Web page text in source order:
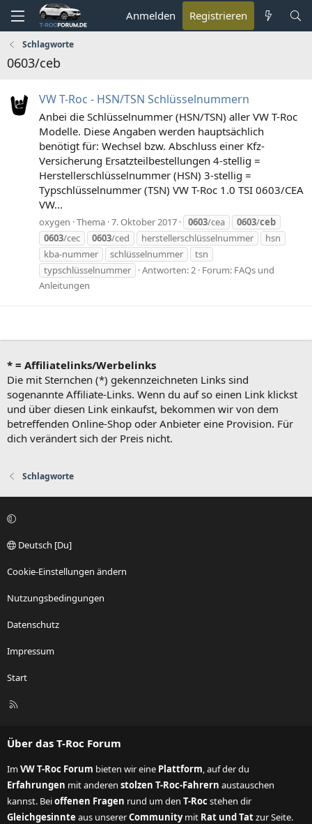
Anmelden Registrieren
Schlagworte
0603/ceb
VW T-Roc - HSN/TSN Schlüsselnummern
Anbei die Schlüsselnummer (HSN/TSN) aller VW T-Roc
Modelle. Diese Angaben werden hauptsächlich
benötigt für: Wechsel bzw. Abschluss einer Kfz-
Versicherung Ersatzteilbestellungen 4-stellig =
Herstellerschlüsselnummer (HSN) 3-stellig =
Typschlüsselnummer (TSN) VW T-Roc 1.0 TSI 0603/CEA
VW...
oxygen Thema 7. Oktober 2017 0603/cea 0603/ceb
0603/cec 0603/ced herstellerschlüsselnummer
hsn
kba-nummer
schlüsselnummer
tsn
typschlüsselnummer
Antworten: 2 Forum: FAQs und
Anleitungen
* = Affiliatelinks/Werbelinks
Die mit Sternchen (*) gekennzeichneten Links sind
sogenannte Affiliate-Links. Wenn du auf so einen Link klickst
und über diesen Link einkaufst, bekommen wir von dem
betreffenden Online-Shop oder Anbieter eine Provision. Für
dich verändert sich der Preis nicht.
Schlagworte
Deutsch [Du]
Cookie-Einstellungen ändern
Nutzungsbedingungen
Datenschutz
Impressum
Start
R
Über das T-Roc Forum
ImVW T-Roc Forum bieten wir eine Plattform, auf der du
Erfahrungen mit anderen stolzen T-Roc-Fahrern austauschen
kannst. Beioffenen Fragen rund um den T-Rocstehen dir
Gleichgesinnte aus unsererCommunitymit Rat und Tatzur Seite.